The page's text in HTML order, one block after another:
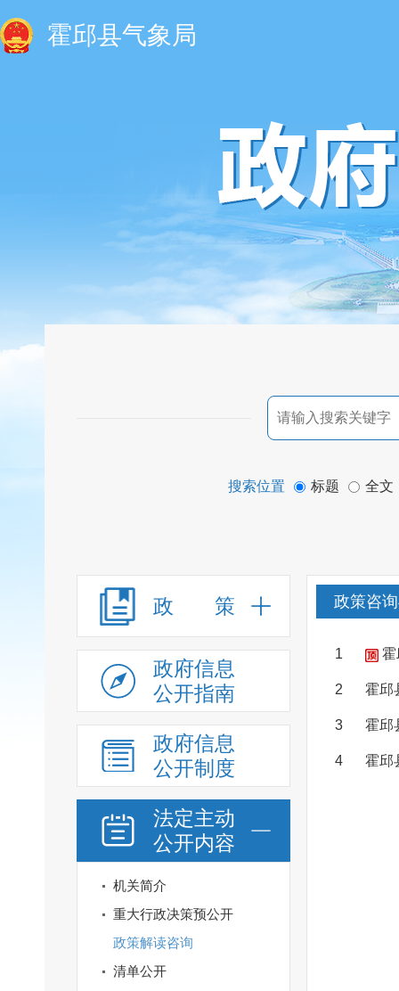
霍邱县气象局
搜索位置 标题 全文
政 策
政府信息
公开指南
政府信息
公开制度
法定主动
公开内容
机关简介
重大行政决策预公开
政策解读咨询
清单公开
政策咨
1 霍
2 霍邱
3 霍邱
4 霍邱